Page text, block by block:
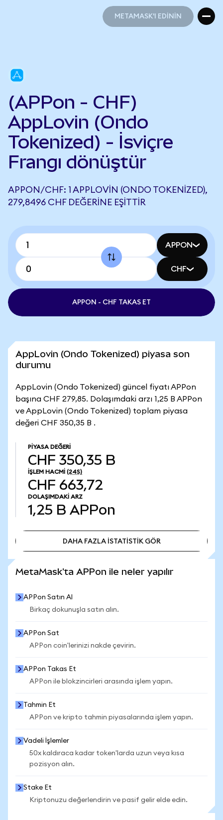
METAMASK'I EDİNİN
(APPon - CHF)
AppLovin (Ondo
Tokenized) - İsviçre
Frangı dönüştür
APPON/CHF: 1 APPLOVIN (ONDO TOKENIZED),
279,8496 CHF DEĞERINE EŞITTIR
APPON
CHF
APPON - CHF TAKAS ET
AppLovin (Ondo Tokenized) piyasa son
durumu
AppLovin (Ondo Tokenized) güncel fiyatı APPon
başına CHF 279,85. Dolaşımdaki arzı 1,25 B APPon
ve AppLovin (Ondo Tokenized) toplam piyasa
değeri CHF 350,35 B .
PIYASA DEĞERI
CHF 350,35 B
İŞLEM HACMI (24S)
CHF 663,72
DOLAŞIMDAKI ARZ
1,25 B APPon
DAHA FAZLA İSTATİSTİK GÖR
MetaMask'ta APPon ile neler yapılır
APPon Satın Al
Birkaç dokunuşla satın alın.
APPon Sat
APPon coin'lerinizi nakde çevirin.
APPon Takas Et
APPon ile blokzincirleri arasında işlem yapın.
Tahmin Et
APPon ve kripto tahmin piyasalarında işlem yapın.
Vadeli İşlemler
50x kaldıraca kadar token'larda uzun veya kısa
pozisyon alın.
Stake Et
Kriptonuzu değerlendirin ve pasif gelir elde edin.